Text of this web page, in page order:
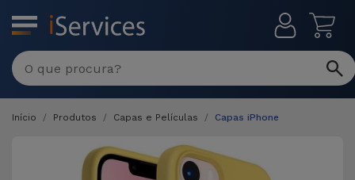
MENU
Início Produtos Capas e Películas Capas iPhone